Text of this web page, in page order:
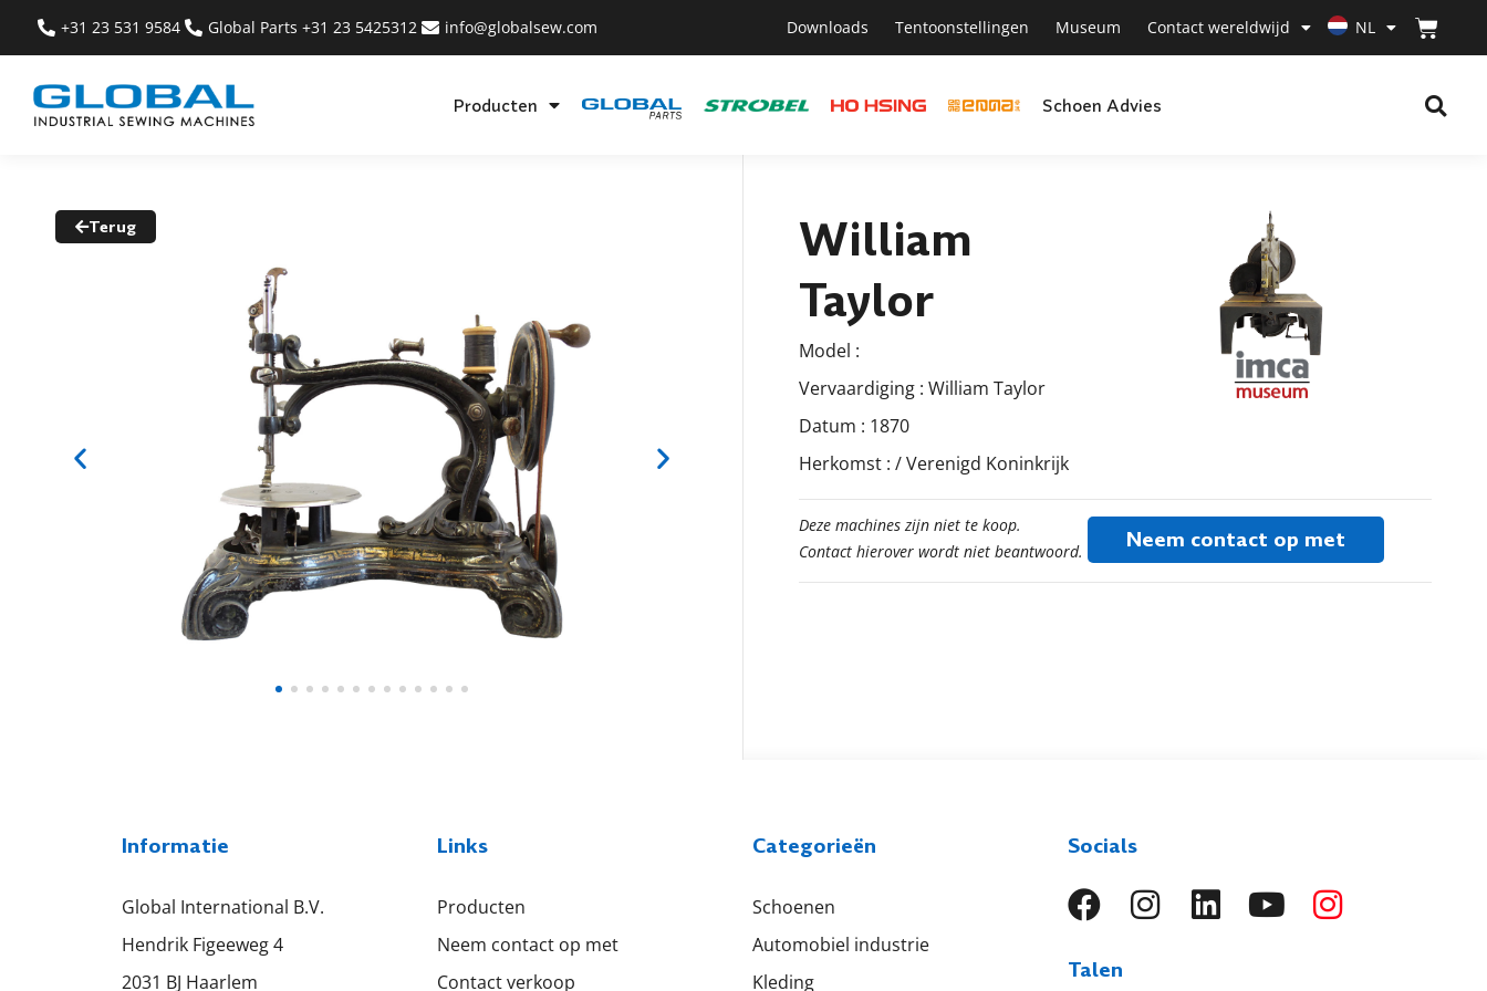
+31 23 531 9584 Global Parts +31 23 5425312 info@globalsew.com Downloads Tentoonstellingen Museum Contact wereldwijd NL
Producten Schoen Advies
Terug
William
Taylor
Model :
Vervaardiging : William Taylor
Datum : 1870
Herkomst : / Verenigd Koninkrijk
Deze machines zijn niet te koop.
Contact hierover wordt niet beantwoord.
Neem contact op met
Informatie
Global International B.V.
Hendrik Figeeweg 4
2031 BJ Haarlem
Links
Producten
Neem contact op met
Contact verkoop
Categorieën
Schoenen
Automobiel industrie
Kleding
Socials
Talen